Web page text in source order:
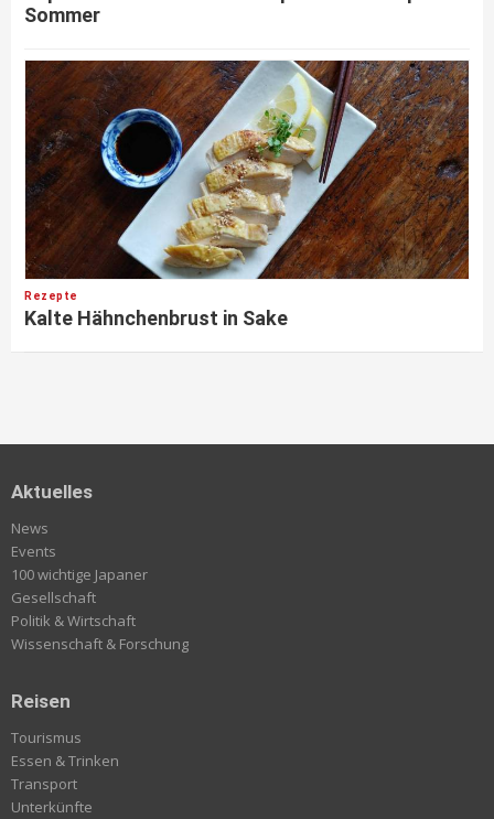
Sommer
Rezepte
Kalte Hähnchenbrust in Sake
Aktuelles
News
Events
100 wichtige Japaner
Gesellschaft
Politik & Wirtschaft
Wissenschaft & Forschung
Reisen
Tourismus
Essen & Trinken
Transport
Unterkünfte